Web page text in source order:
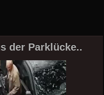
der Parklücke..